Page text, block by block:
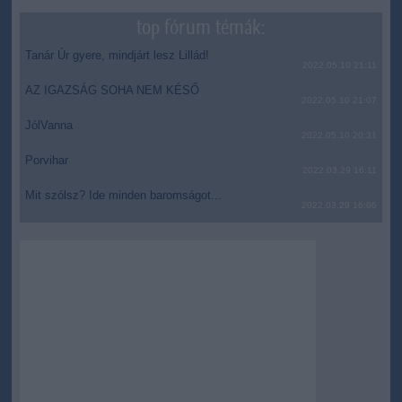
Tanár Úr gyere, mindjárt lesz Lillád!
AZ IGAZSÁG SOHA NEM KÉSŐ
JólVanna
Porvihar
Mit szólsz? Ide minden baromságot...